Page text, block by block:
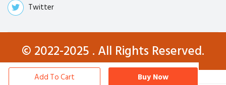
Add To Cart Buy Now
Twitter
© 2022-2025 . All Rights Reserved.